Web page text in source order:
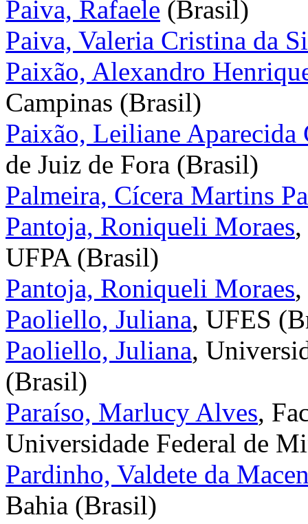
Paiva, Rafaele (Brasil)
Paiva, Valeria Cristina da
Paixão, Alexandro
Campinas (Brasil)
Paixão, Leiliane Aparecida
de Juiz de Fora (Brasil)
Palmeira, Cícera Martins
Pantoja, Roniqueli Moraes
UFPA (Brasil)
Pantoja, Roniqueli Moraes
Paoliello, Juliana, UFES
Paoliello, Juliana,
(Brasil)
Paraíso, Marlucy Alves,
Universidade Federal de
Pardinho, Valdete da
Bahia (Brasil)